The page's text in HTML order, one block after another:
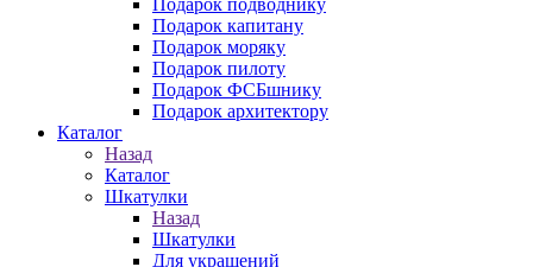
Подарок подводнику
Подарок капитану
Подарок моряку
Подарок пилоту
Подарок ФСБшнику
Подарок архитектору
Каталог
Назад
Каталог
Шкатулки
Назад
Шкатулки
Для украшений